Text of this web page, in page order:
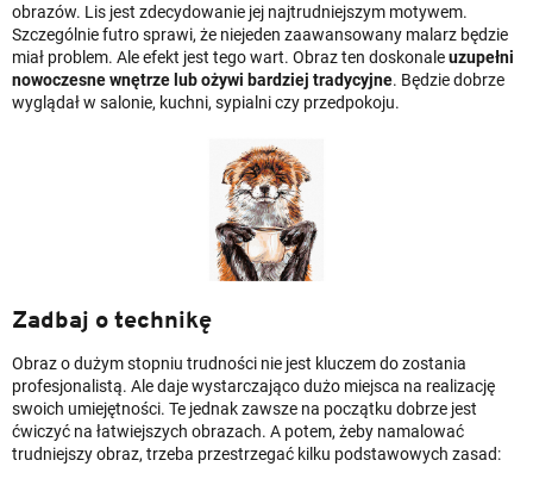
obrazów. Lis jest zdecydowanie jej najtrudniejszym motywem.
Szczególnie futro sprawi, że niejeden zaawansowany malarz będzie
miał problem. Ale efekt jest tego wart. Obraz ten doskonaleuzupełni
nowoczesne wnętrze lub ożywi bardziej tradycyjne. Będzie dobrze
wyglądał w salonie, kuchni, sypialni czy przedpokoju.
Zadbaj o technikę
Obraz o dużym stopniu trudności nie jest kluczem do zostania
profesjonalistą. Ale daje wystarczająco dużo miejsca na realizację
swoich umiejętności. Te jednak zawsze na początku dobrze jest
ćwiczyć na łatwiejszych obrazach. A potem, żeby namalować
trudniejszy obraz, trzeba przestrzegać kilku podstawowych zasad: